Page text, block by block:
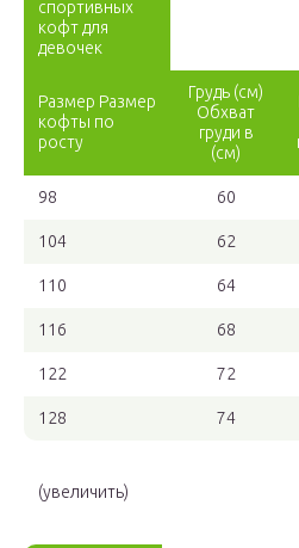
спортивных
кофт для
девочек
Размер Размер
кофты по
росту
Грудь (см)
Обхват
груди в
(см)
98 60
104 62
110 64
116 68
122 72
128 74
(увеличить)